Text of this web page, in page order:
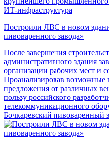
ИТ-инфраструктура
Построили ЛВС в новом
пивоваренного завода»
После завершения
административного здания
организации рабочих мест и
Проанализировав возможные
предложения от различных
пользу российского
телекоммуникационного
Бочкаревский пивоваренный